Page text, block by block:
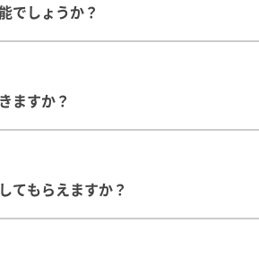
でしょうか？
ますか？
てもらえますか？